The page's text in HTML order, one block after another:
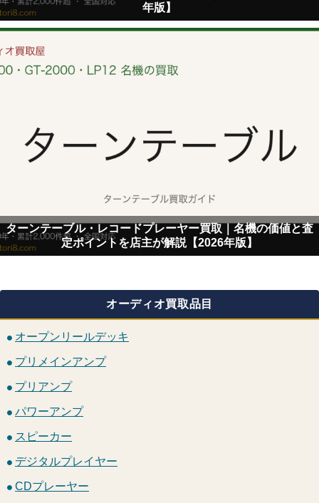
年版】
ターンテーブル・レコードプレーヤー買取｜名機の価値と査
定ポイントを店主が解説【2026年版】
オーディオ買取品目
オープンリールデッキ
プリメインアンプ
プリアンプ
パワーアンプ
スピーカー
デジタルプレイヤー
CDプレーヤー